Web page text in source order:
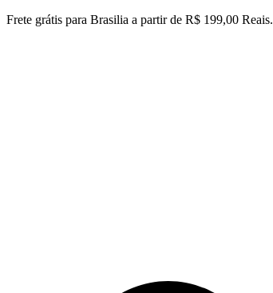
Ir
Frete grátis para Brasilia a partir de R$ 199,00 Reais.